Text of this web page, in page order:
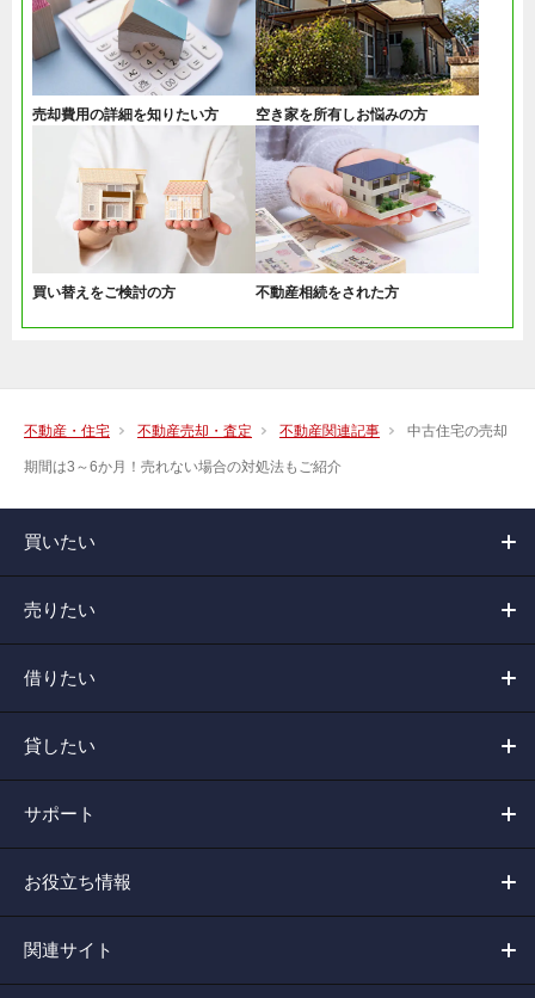
売却費用の詳細を知りたい方 空き家を所有しお悩みの方
買い替えをご検討の方 不動産相続をされた方
不動産・住宅 不動産売却・査定 不動産関連記事 中古住宅の売却
期間は3～6か月！売れない場合の対処法もご紹介
買いたい
売りたい
借りたい
貸したい
サポート
お役立ち情報
関連サイト